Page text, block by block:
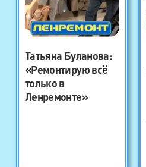
Татьяна Буланова:
«Ремонтирую всё
только в
Ленремонте»